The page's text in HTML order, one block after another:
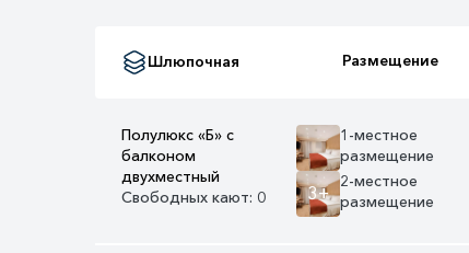
Шлюпочная Размещение
Полулюкс «Б» с
балконом
двухместный
Свободных кают: 0
1-местное
размещение
3+
2-местное
размещение